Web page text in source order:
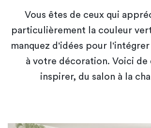
Vous êtes de ceux qui
particulièrement la couleur
manquez d'idées pour
à votre décoration. Voici de
inspirer, du salon à la